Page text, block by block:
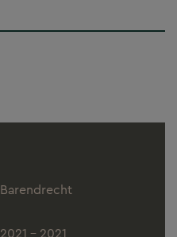
Barendrecht